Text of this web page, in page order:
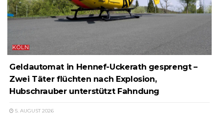
KÖLN
Geldautomat in Hennef-Uckerath gesprengt –
Zwei Täter flüchten nach Explosion,
Hubschrauber unterstützt Fahndung
5. AUGUST 2026